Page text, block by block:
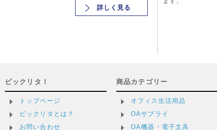
詳しく見る
ビックリタ！
トップページ
ビックリタとは？
お問い合わせ
商品カテゴリー
オフィス生活用品
OAサプライ
OA機器・電子文具